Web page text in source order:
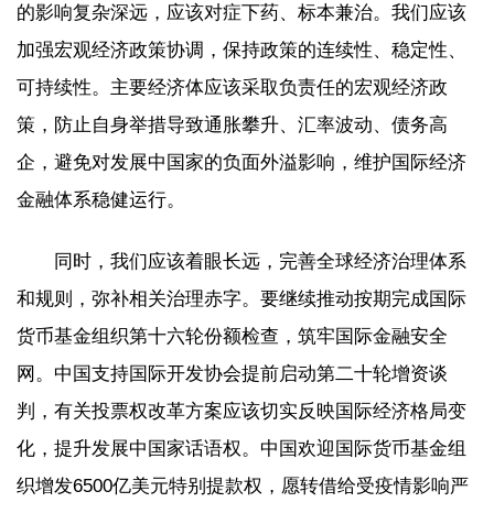
的影响复杂深远，应该对症下药、标本兼治。我们应该
加强宏观经济政策协调，保持政策的连续性、稳定性、
可持续性。主要经济体应该采取负责任的宏观经济政
策，防止自身举措导致通胀攀升、汇率波动、债务高
企，避免对发展中国家的负面外溢影响，维护国际经济
金融体系稳健运行。
同时，我们应该着眼长远，完善全球经济治理体系
和规则，弥补相关治理赤字。要继续推动按期完成国际
货币基金组织第十六轮份额检查，筑牢国际金融安全
网。中国支持国际开发协会提前启动第二十轮增资谈
判，有关投票权改革方案应该切实反映国际经济格局变
化，提升发展中国家话语权。中国欢迎国际货币基金组
织增发6500亿美元特别提款权，愿转借给受疫情影响严